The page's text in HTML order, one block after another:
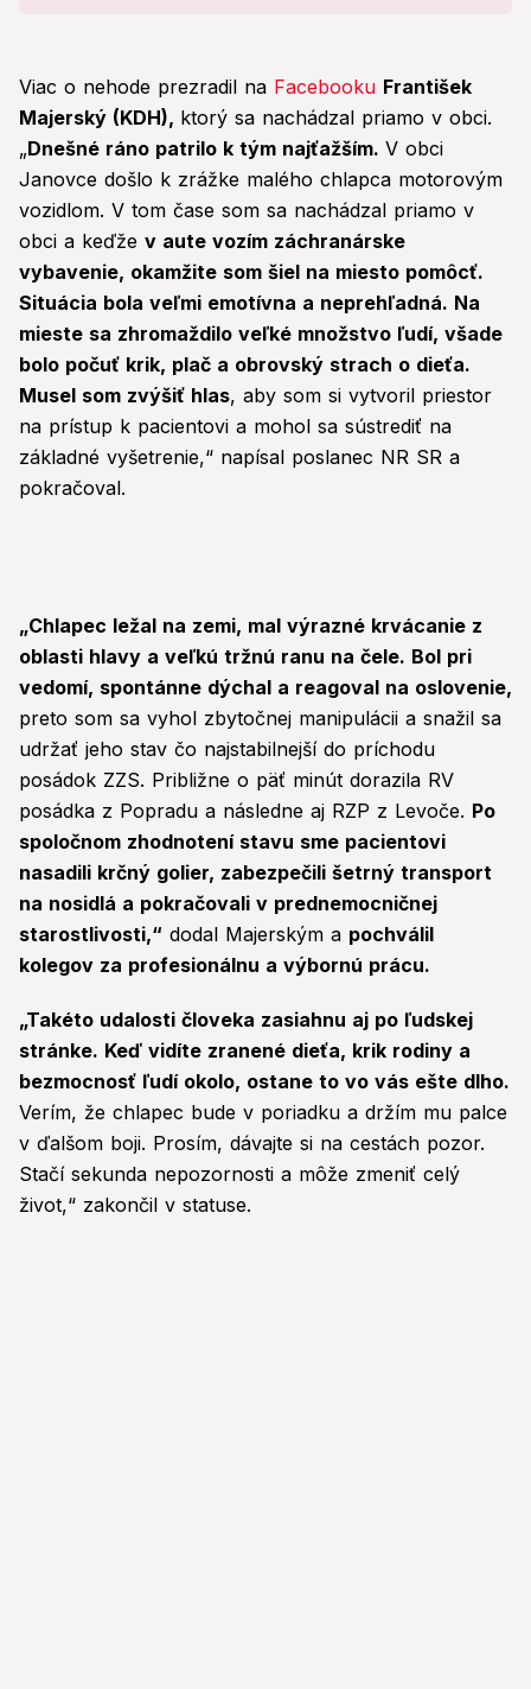
Viac o nehode prezradil na Facebooku František
Majerský (KDH), ktorý sa nachádzal priamo v obci.
„Dnešné ráno patrilo k tým najťažším. V obci
Janovce došlo k zrážke malého chlapca motorovým
vozidlom. V tom čase som sa nachádzal priamo v
obci a keďže v aute vozím záchranárske
vybavenie, okamžite som šiel na miesto pomôcť.
Situácia bola veľmi emotívna a neprehľadná. Na
mieste sa zhromaždilo veľké množstvo ľudí, všade
bolo počuť krik, plač a obrovský strach o dieťa.
Musel som zvýšiť hlas, aby som si vytvoril priestor
na prístup k pacientovi a mohol sa sústrediť na
základné vyšetrenie,“ napísal poslanec NR SR a
pokračoval.
„Chlapec ležal na zemi, mal výrazné krvácanie z
oblasti hlavy a veľkú tržnú ranu na čele. Bol pri
vedomí, spontánne dýchal a reagoval na oslovenie,
preto som sa vyhol zbytočnej manipulácii a snažil sa
udržať jeho stav čo najstabilnejší do príchodu
posádok ZZS. Približne o päť minút dorazila RV
posádka z Popradu a následne aj RZP z Levoče. Po
spoločnom zhodnotení stavu sme pacientovi
nasadili krčný golier, zabezpečili šetrný transport
na nosidlá a pokračovali v prednemocničnej
starostlivosti,“ dodal Majerským a pochválil
kolegov za profesionálnu a výbornú prácu.
„Takéto udalosti človeka zasiahnu aj po ľudskej
stránke. Keď vidíte zranené dieťa, krik rodiny a
bezmocnosť ľudí okolo, ostane to vo vás ešte dlho.
Verím, že chlapec bude v poriadku a držím mu palce
v ďalšom boji. Prosím, dávajte si na cestách pozor.
Stačí sekunda nepozornosti a môže zmeniť celý
život,“ zakončil v statuse.